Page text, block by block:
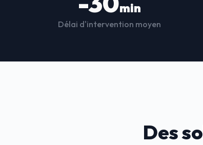
min
Délai d'intervention moyen
Des